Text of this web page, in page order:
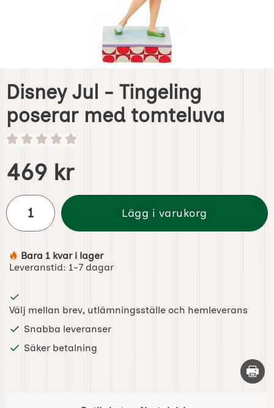
Disney Jul - Tingeling
poserar med tomteluva
Handla denna produkt Disney Jul - Tingeling poserar
pris
469 kr
antal
Lägg i varukorg
Tillgänglighet:
Bara 1 kvar i lager
Leveranstid: 1-7 dagar
Välj mellan brev, utlämningsställe och hemleverans
Snabba leveranser
Säker betalning
Skriv